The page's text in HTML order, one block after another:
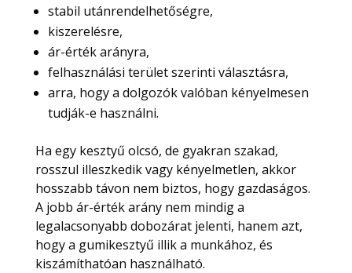
stabil utánrendelhetőségre,
kiszerelésre,
ár-érték arányra,
felhasználási terület szerinti választásra,
arra, hogy a dolgozók valóban kényelmesen
tudják-e használni.
Ha egy kesztyű olcsó, de gyakran szakad,
rosszul illeszkedik vagy kényelmetlen, akkor
hosszabb távon nem biztos, hogy gazdaságos.
A jobb ár-érték arány nem mindig a
legalacsonyabb dobozárat jelenti, hanem azt,
hogy a gumikesztyű illik a munkához, és
kiszámíthatóan használható.